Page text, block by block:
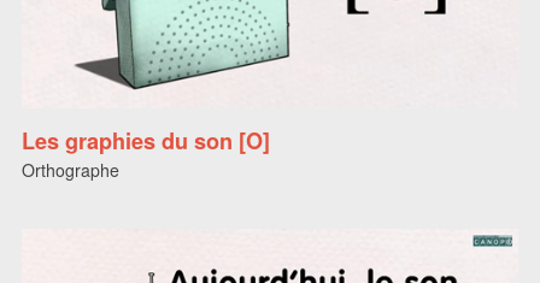
Les graphies du son [O]
Orthographe